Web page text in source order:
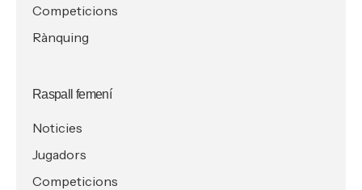
Competicions
Rànquing
Raspall femení
Noticies
Jugadors
Competicions